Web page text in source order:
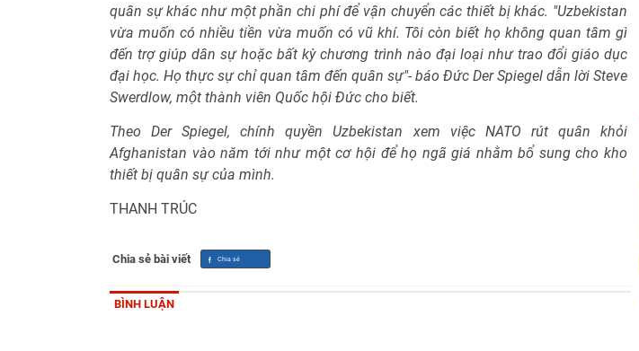
quân sự khác như một phần chi phí để vận chuyển các thiết bị khác. "Uzbekistan
vừa muốn có nhiều tiền vừa muốn có vũ khí. Tôi còn biết họ không quan tâm gì
đến trợ giúp dân sự hoặc bất kỳ chương trình nào đại loại như trao đổi giáo dục
đại học. Họ thực sự chỉ quan tâm đến quân sự"- báo Đức Der Spiegel dẫn lời Steve
Swerdlow, một thành viên Quốc hội Đức cho biết.
Theo Der Spiegel, chính quyền Uzbekistan xem việc NATO rút quân khỏi
Afghanistan vào năm tới như một cơ hội để họ ngã giá nhằm bổ sung cho kho
thiết bị quân sự của mình.
THANH TRÚC
Chia sẻ bài viết
BÌNH LUẬN